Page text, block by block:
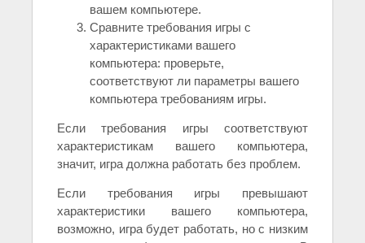
вашем компьютере.
Сравните требования игры с
характеристиками вашего
компьютера: проверьте,
соответствуют ли параметры вашего
компьютера требованиям игры.
Если требования игры соответствуют
характеристикам вашего компьютера,
значит, игра должна работать без проблем.
Если требования игры превышают
характеристики вашего компьютера,
возможно, игра будет работать, но с низким